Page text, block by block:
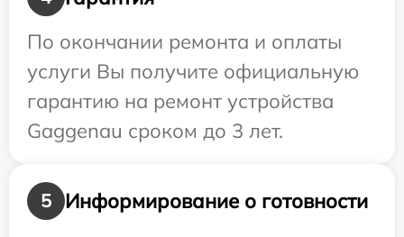
По окончании ремонта и оплаты
услуги Вы получите официальную
гарантию на ремонт устройства
Gaggenau сроком до 3 лет.
5
Информирование о готовности